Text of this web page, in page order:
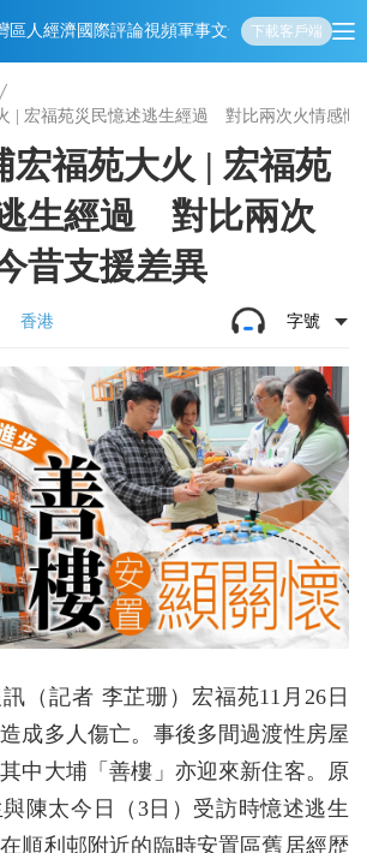
區人經濟國際評論視頻軍事文化 娛樂生活教育體
下載客戶端
| 宏福苑災民憶述逃生經過 對比兩次火情感慨
宏福苑大火 | 宏福苑
生經過 對比兩次
昔支援差異
香港 字號
（記者 李芷珊）宏福苑11月26日
成多人傷亡。事後多間過渡性房屋
中大埔「善樓」亦迎來新住客。原
陳太今日（3日）受訪時憶述逃生
順利邨附近的臨時安置區舊居經歴